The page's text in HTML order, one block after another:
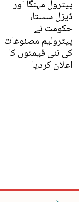
پیٹرول مہنگا اور
ڈیزل سستا،
حکومت نے
پیٹرولیم مصنوعات
کی نئی قیمتوں کا
اعلان کردیا